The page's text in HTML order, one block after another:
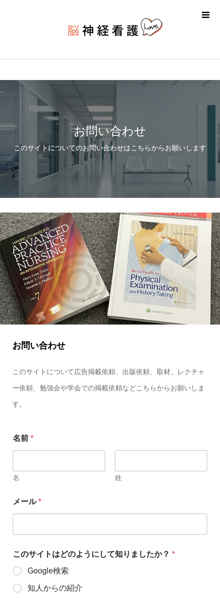
お問い合わせ
このサイトについてのお問い合わせはこちらからお願いします
お問い合わせ
このサイトについて広告掲載依頼、出版依頼、取材、レクチャ
ー依頼、勉強会や学会での掲載依頼などこちらからお願いしま
す。
名前 *
名 姓
メール*
このサイトはどのようにして知りましたか？ *
Google検索
知人からの紹介